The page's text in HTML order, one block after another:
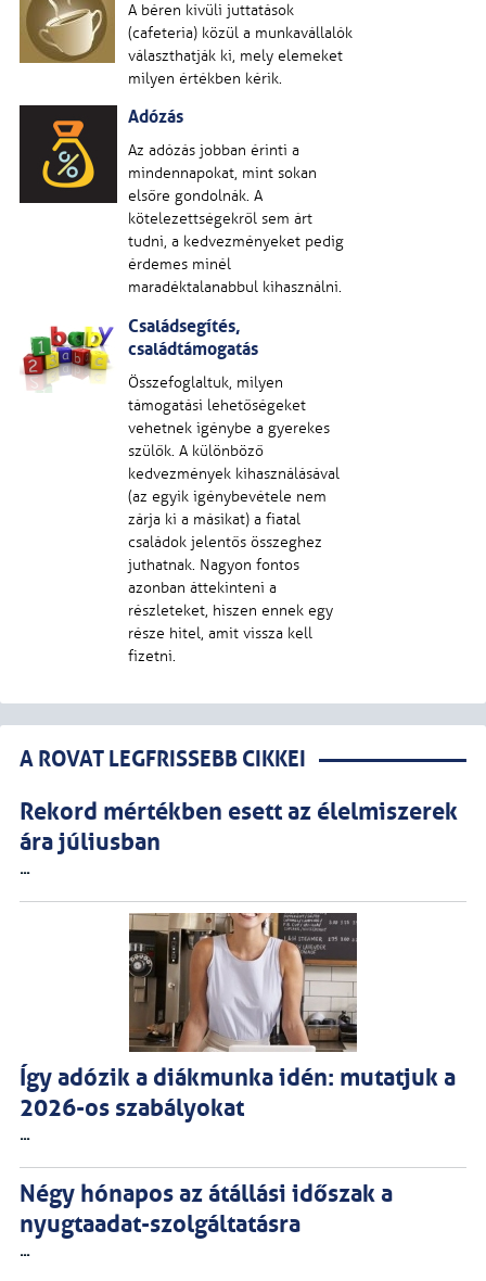
A béren kívüli juttatások
(cafeteria) közül a munkavállalók
választhatják ki, mely elemeket
milyen értékben kérik.
Adózás
Az adózás jobban érinti a
mindennapokat, mint sokan
elsőre gondolnák. A
kötelezettségekről sem árt
tudni, a kedvezményeket pedig
érdemes minél
maradéktalanabbul kihasználni.
Családsegítés,
családtámogatás
Összefoglaltuk, milyen
támogatási lehetőségeket
vehetnek igénybe a gyerekes
szülők. A különböző
kedvezmények kihasználásával
(az egyik igénybevétele nem
zárja ki a másikat) a fiatal
családok jelentős összeghez
juthatnak. Nagyon fontos
azonban áttekinteni a
részleteket, hiszen ennek egy
része hitel, amit vissza kell
fizetni.
A ROVAT LEGFRISSEBB CIKKEI
Rekord mértékben esett az élelmiszerek
ára júliusban
...
Így adózik a diákmunka idén: mutatjuk a
2026-os szabályokat
...
Négy hónapos az átállási időszak a
nyugtaadat-szolgáltatásra
...